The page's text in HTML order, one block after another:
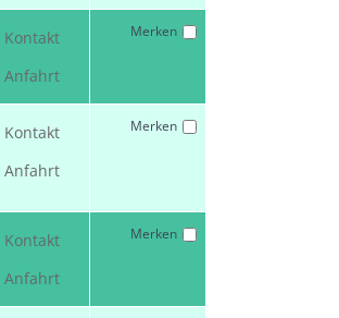
Kontakt
Anfahrt
Merken
Kontakt
Anfahrt
Merken
Kontakt
Anfahrt
Merken